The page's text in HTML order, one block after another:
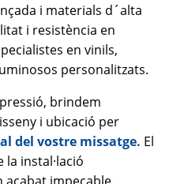
i materials d´alta
i resistència en
en vinils,
personalitzats.
brindem
i ubicació per
del vostre missatge. El
la instal·lació